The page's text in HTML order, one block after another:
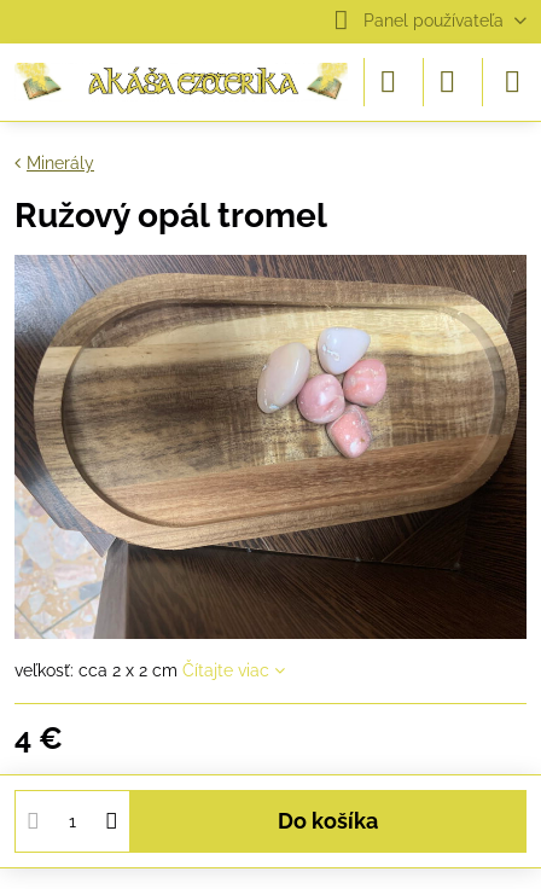
Panel používateľa
Minerály
Ružový opál tromel
veľkosť: cca 2 x 2 cm Čítajte viac
4 €
Do košíka